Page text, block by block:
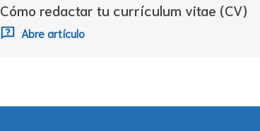
Cómo redactar tu currículum vitae (CV)
Abre artículo